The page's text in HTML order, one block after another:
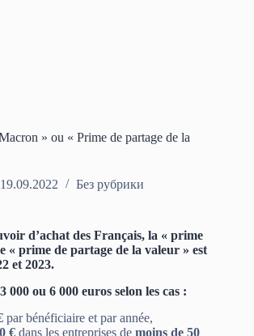
» ou « Prime de partage de la
19.09.2022 Без рубрики
d’achat des Français, la « prime
« prime de partage de la valeur » est
et 2023.
000 ou 6 000 euros selon les cas :
par bénéficiaire et par année,
€ dans les entreprises de moins de 50